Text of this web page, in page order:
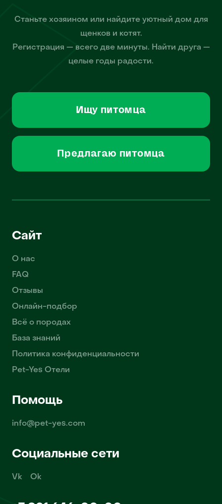
Станьте хозяином или найдите уютный дом для
щенков и котят.
Регистрация — всего две минуты. Найти друга —
целые годы радости.
Ищу питомца
Предлагаю питомца
Сайт
О нас
FAQ
Отзывы
Онлайн-подбор
Всё о породах
База знаний
Политика конфиденциальности
Pet-Yes Отели
Помощь
info@pet-yes.com
Социальные сети
Vk Ok